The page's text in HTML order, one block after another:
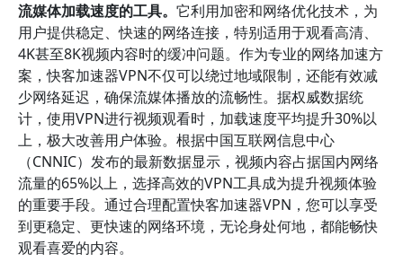
流媒体加载速度的工具。 它利用加密和网络优化技术，为
用户提供稳定、快速的网络连接，特别适用于观看高清、
4K甚至8K视频内容时的缓冲问题。作为专业的网络加速方
案，快客加速器VPN不仅可以绕过地域限制，还能有效减
少网络延迟，确保流媒体播放的流畅性。据权威数据统
计，使用VPN进行视频观看时，加载速度平均提升30%以
上，极大改善用户体验。根据中国互联网信息中心
（CNNIC）发布的最新数据显示，视频内容占据国内网络
流量的65%以上，选择高效的VPN工具成为提升视频体验
的重要手段。通过合理配置快客加速器VPN，您可以享受
到更稳定、更快速的网络环境，无论身处何地，都能畅快
观看喜爱的内容。